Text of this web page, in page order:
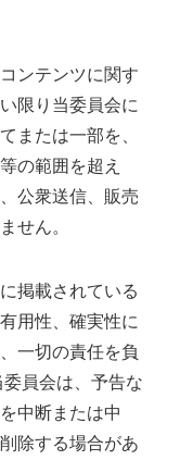
ンテンツに関す
限り当委員会に
または一部を、
の範囲を超え
公衆送信、販売
せん。
掲載されている
用性、確実性に
一切の責任を負
員会は、予告な
中断または中
除する場合があ